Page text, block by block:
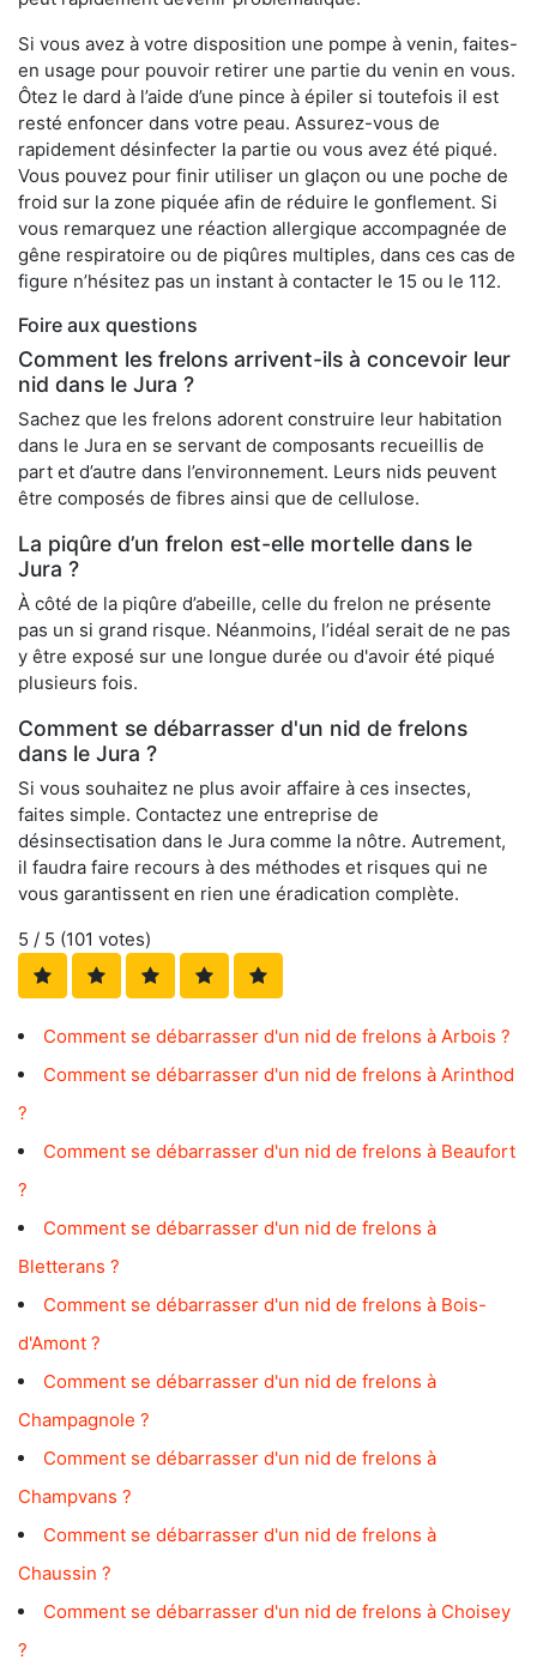
Si vous avez à votre disposition une pompe à venin, faites-
en usage pour pouvoir retirer une partie du venin en vous.
Ôtez le dard à l’aide d’une pince à épiler si toutefois il est
resté enfoncer dans votre peau. Assurez-vous de
rapidement désinfecter la partie ou vous avez été piqué.
Vous pouvez pour finir utiliser un glaçon ou une poche de
froid sur la zone piquée afin de réduire le gonflement. Si
vous remarquez une réaction allergique accompagnée de
gêne respiratoire ou de piqûres multiples, dans ces cas de
figure n’hésitez pas un instant à contacter le 15 ou le 112.
Foire aux questions
Comment les frelons arrivent-ils à concevoir leur
nid dans le Jura ?
Sachez que les frelons adorent construire leur habitation
dans le Jura en se servant de composants recueillis de
part et d’autre dans l’environnement. Leurs nids peuvent
être composés de fibres ainsi que de cellulose.
La piqûre d’un frelon est-elle mortelle dans le
Jura ?
À côté de la piqûre d’abeille, celle du frelon ne présente
pas un si grand risque. Néanmoins, l’idéal serait de ne pas
y être exposé sur une longue durée ou d'avoir été piqué
plusieurs fois.
Comment se débarrasser d'un nid de frelons
dans le Jura ?
Si vous souhaitez ne plus avoir affaire à ces insectes,
faites simple. Contactez une entreprise de
désinsectisation dans le Jura comme la nôtre. Autrement,
il faudra faire recours à des méthodes et risques qui ne
vous garantissent en rien une éradication complète.
5 / 5 (101 votes)
Comment se débarrasser d'un nid de frelons à Arbois ?
Comment se débarrasser d'un nid de frelons à Arinthod
?
Comment se débarrasser d'un nid de frelons à Beaufort
?
Comment se débarrasser d'un nid de frelons à
Bletterans ?
Comment se débarrasser d'un nid de frelons à Bois-
d'Amont ?
Comment se débarrasser d'un nid de frelons à
Champagnole ?
Comment se débarrasser d'un nid de frelons à
Champvans ?
Comment se débarrasser d'un nid de frelons à
Chaussin ?
Comment se débarrasser d'un nid de frelons à Choisey
?